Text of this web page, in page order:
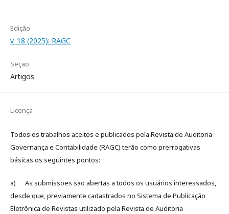
Edição
v. 18 (2025): RAGC
Seção
Artigos
Licença
Todos os trabalhos aceitos e publicados pela Revista de Auditoria
Governança e Contabilidade (RAGC) terão como prerrogativas
básicas os seguintes pontos:
a) As submissões são abertas a todos os usuários interessados,
desde que, previamente cadastrados no Sistema de Publicação
Eletrônica de Revistas utilizado pela Revista de Auditoria